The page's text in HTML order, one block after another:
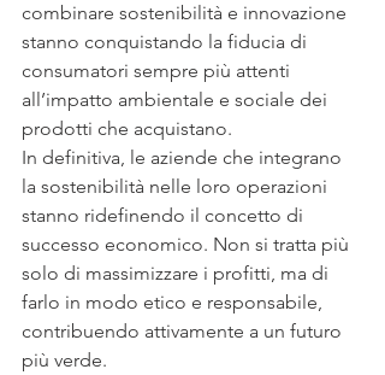
combinare sostenibilità e innovazione
stanno conquistando la fiducia di
consumatori sempre più attenti
all’impatto ambientale e sociale dei
prodotti che acquistano.
In definitiva, le aziende che integrano
la sostenibilità nelle loro operazioni
stanno ridefinendo il concetto di
successo economico. Non si tratta più
solo di massimizzare i profitti, ma di
farlo in modo etico e responsabile,
contribuendo attivamente a un futuro
più verde.